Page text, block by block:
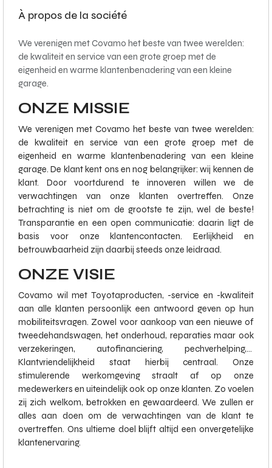
À propos de la société
We verenigen met Covamo het beste van twee werelden:
de kwaliteit en service van een grote groep met de
eigenheid en warme klantenbenadering van een kleine
garage.
ONZE MISSIE
We verenigen met Covamo het beste van twee werelden:
de kwaliteit en service van een grote groep met de
eigenheid en warme klantenbenadering van een kleine
garage. De klant kent ons en nog belangrijker: wij kennen de
klant. Door voortdurend te innoveren willen we de
verwachtingen van onze klanten overtreffen. Onze
betrachting is niet om de grootste te zijn, wel de beste!
Transparantie en een open communicatie: daarin ligt de
basis voor onze klantencontacten. Eerlijkheid en
betrouwbaarheid zijn daarbij steeds onze leidraad.
ONZE VISIE
Covamo wil met Toyotaproducten, -service en -kwaliteit
aan alle klanten persoonlijk een antwoord geven op hun
mobiliteitsvragen. Zowel voor aankoop van een nieuwe of
tweedehandswagen, het onderhoud, reparaties maar ook
verzekeringen, autofinanciering, pechverhelping,…
Klantvriendelijkheid staat hierbij centraal. Onze
stimulerende werkomgeving straalt af op onze
medewerkers en uiteindelijk ook op onze klanten. Zo voelen
zij zich welkom, betrokken en gewaardeerd. We zullen er
alles aan doen om de verwachtingen van de klant te
overtreffen. Ons ultieme doel blijft altijd een onvergetelijke
klantenervaring.